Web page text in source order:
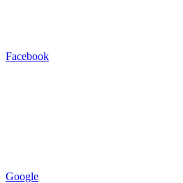
Facebook
Google